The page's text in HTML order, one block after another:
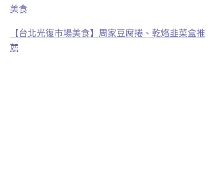
美食
【台北光復市場美食】周家豆腐捲、乾烙韭菜盒推
薦